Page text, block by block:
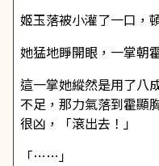
姬玉落被小灌了一口，
她猛地睜開眼，一掌朝
這一掌她縱然是用了八
不足，那力氣落到霍顯
很凶，「滾出去！」
「……」